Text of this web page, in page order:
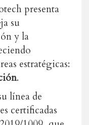
presenta
su
y la
estratégicas:
.
línea de
certificadas